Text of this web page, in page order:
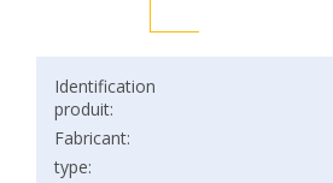
Identification
produit:
Fabricant:
type: